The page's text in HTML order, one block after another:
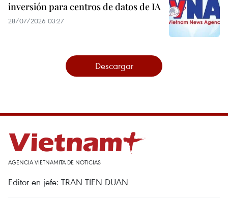
inversión para centros de datos de IA
28/07/2026 03:27
Descargar
AGENCIA VIETNAMITA DE NOTICIAS
Editor en jefe: TRAN TIEN DUAN